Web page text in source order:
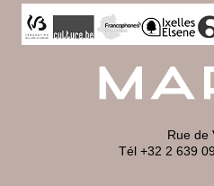
Rue de
Tél +32 2 639